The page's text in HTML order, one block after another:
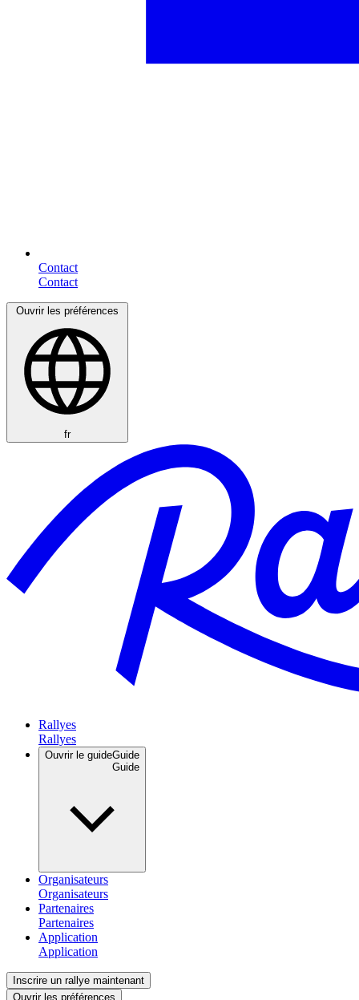
Contact
Ouvrir les préférences
fr
Rallyes
Ouvrir le guideGuide
Organisateurs
Partenaires
Application
Inscrire un rallye maintenant
Ouvrir les préférences